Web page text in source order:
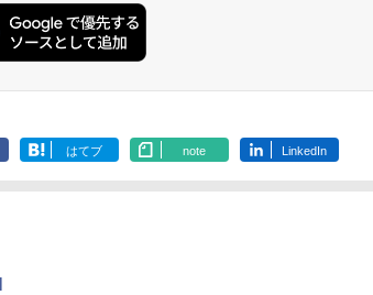
はてブ note LinkedIn